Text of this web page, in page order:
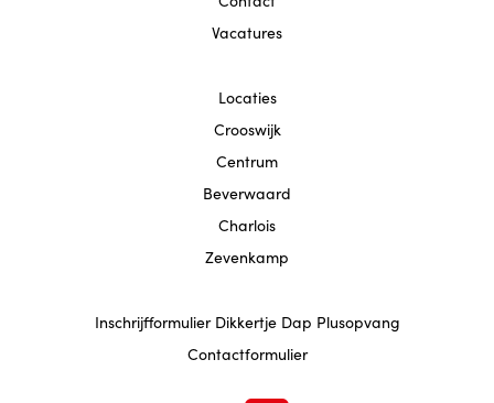
Vacatures
Locaties
Crooswijk
Centrum
Beverwaard
Charlois
Zevenkamp
Inschrijfformulier Dikkertje Dap Plusopvang
Contactformulier